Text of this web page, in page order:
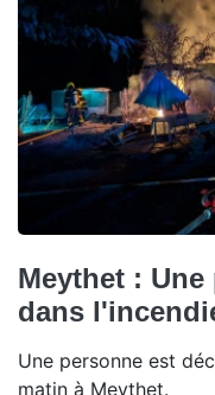
Meythet :
dans
Une personne est
matin à Meythet.